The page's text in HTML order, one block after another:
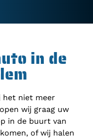
in de
het niet meer
wij graag uw
in de buurt van
of wij halen